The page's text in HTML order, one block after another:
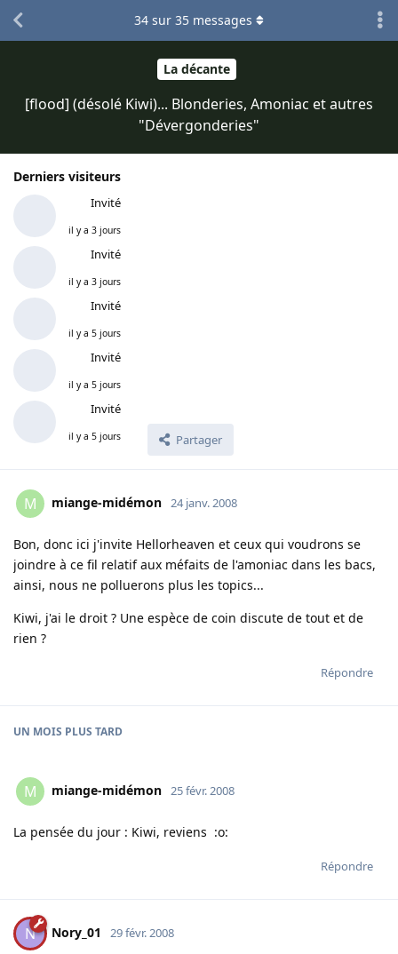
La décante
[flood] (désolé Kiwi)... Blonderies, Amoniac et autres
"Dévergonderies"
Derniers visiteurs
Invité
il y a 3 jours
Invité
il y a 3 jours
Invité
il y a 5 jours
Invité
il y a 5 jours
Invité
il y a 5 jours Partager
34 sur 35 messages
M miange-midémon 24 janv. 2008
Bon, donc ici j'invite Hellorheaven et ceux qui voudrons se
joindre à ce fil relatif aux méfaits de l'amoniac dans les bacs,
ainsi, nous ne polluerons plus les topics...
Kiwi, j'ai le droit ? Une espèce de coin discute de tout et de
rien ?
Répondre
UN MOIS PLUS TARD
M miange-midémon 25 févr. 2008
La pensée du jour : Kiwi, reviens :o:
Répondre
N Nory_01 29 févr. 2008